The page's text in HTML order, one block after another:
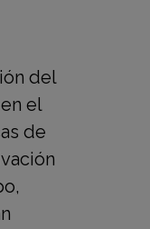
del
el
de